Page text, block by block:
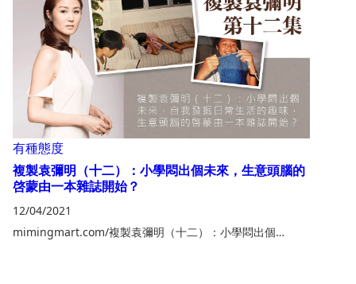
有種態度
複製袁彌明（十二）：小學悶出個未來，⽣意頭腦的
啓蒙由一本雜誌開始？
12/04/2021
mimingmart.com/複製袁彌明（十二）：小學悶出個…